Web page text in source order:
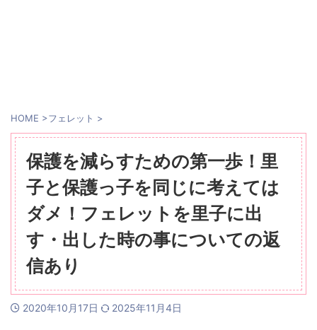
HOME >フェレット >
保護を減らすための第一歩！里
子と保護っ子を同じに考えては
ダメ！フェレットを里子に出
す・出した時の事についての返
信あり
2020年10月17日 2025年11月4日